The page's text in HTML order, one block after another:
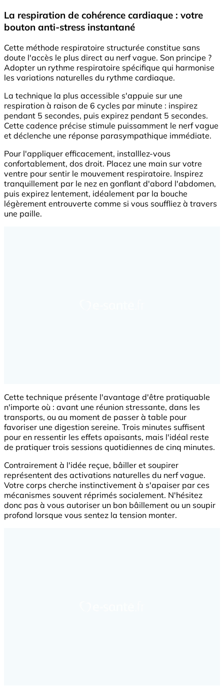
La respiration de cohérence cardiaque : votre
bouton anti-stress instantané
Cette méthode respiratoire structurée constitue sans
doute l'accès le plus direct au nerf vague. Son principe ?
Adopter un rythme respiratoire spécifique qui harmonise
les variations naturelles du rythme cardiaque.
La technique la plus accessible s'appuie sur une
respiration à raison de 6 cycles par minute : inspirez
pendant 5 secondes, puis expirez pendant 5 secondes.
Cette cadence précise stimule puissamment le nerf vague
et déclenche une réponse parasympathique immédiate.
Pour l'appliquer efficacement, installlez-vous
confortablement, dos droit. Placez une main sur votre
ventre pour sentir le mouvement respiratoire. Inspirez
tranquillement par le nez en gonflant d'abord l'abdomen,
puis expirez lentement, idéalement par la bouche
légèrement entrouverte comme si vous souffliez à travers
une paille.
Cette technique présente l'avantage d'être pratiquable
n'importe où : avant une réunion stressante, dans les
transports, ou au moment de passer à table pour
favoriser une digestion sereine. Trois minutes suffisent
pour en ressentir les effets apaisants, mais l'idéal reste
de pratiquer trois sessions quotidiennes de cinq minutes.
Contrairement à l'idée reçue, bâiller et soupirer
représentent des activations naturelles du nerf vague.
Votre corps cherche instinctivement à s'apaiser par ces
mécanismes souvent réprimés socialement. N'hésitez
donc pas à vous autoriser un bon bâillement ou un soupir
profond lorsque vous sentez la tension monter.